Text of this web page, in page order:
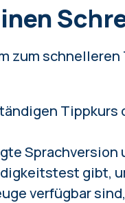
zum
gibt,
verfügbar